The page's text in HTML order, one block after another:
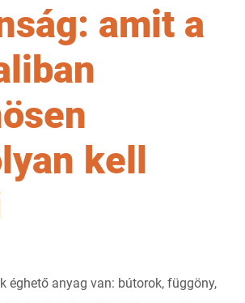
amit a
kell
éghető anyag van: bútorok, függöny,